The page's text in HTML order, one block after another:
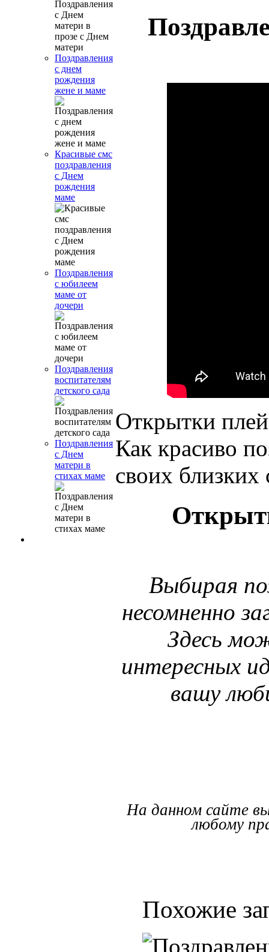
Поздравления
с днем
рождения
жене и маме
Красивые смс
поздравления
с Днем
рождения
маме
Поздравления
с юбилеем
маме от
дочери
Поздравления
воспитателям
детского сада
Поздравления
с Днем
матери в
стихах маме
Открытки
Как красиво
своих близких
Выбирая
несомненно
Здесь
интересных
вашу
На данном сайте
любому
Похожие